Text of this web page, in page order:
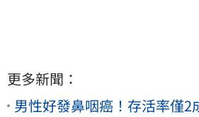
更多新聞：
男性好發鼻咽癌！存活率僅2